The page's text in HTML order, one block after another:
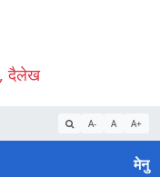
दैलेख
A- A A+
मेनु